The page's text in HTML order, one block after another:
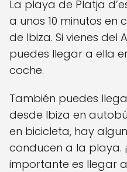
La playa de Platja
a unos 10 minutos en
de Ibiza. Si vienes del
puedes llegar a ella
coche.
También puedes
desde Ibiza en
en bicicleta, hay
conducen a la playa.
importante es llegar